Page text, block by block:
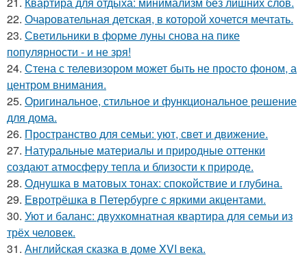
22. Очаровательная детская, в которой хочется мечтать.
23. Светильники в форме луны снова на пике
популярности - и не зря!
24. Стена с телевизором может быть не просто фоном, а
центром внимания.
25. Оригинальное, стильное и функциональное решение
для дома.
26. Пространство для семьи: уют, свет и движение.
27. Натуральные материалы и природные оттенки
создают атмосферу тепла и близости к природе.
28. Однушка в матовых тонах: спокойствие и глубина.
29. Евротрёшка в Петербурге с яркими акцентами.
30. Уют и баланс: двухкомнатная квартира для семьи из
трёх человек.
31. Английская сказка в доме XVI века.